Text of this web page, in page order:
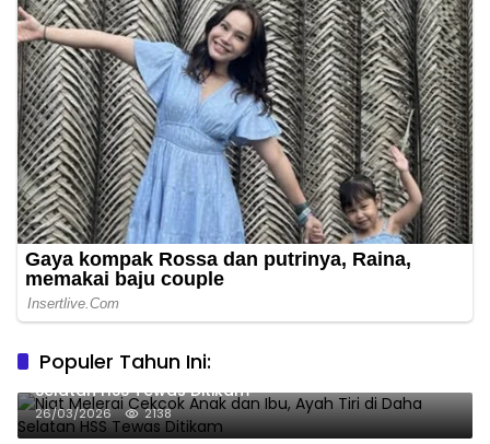
Populer Tahun Ini:
Niat Melerai Cekcok Anak dan Ibu, Ayah Tiri di Daha
Selatan HSS Tewas Ditikam
26/03/2026 2138